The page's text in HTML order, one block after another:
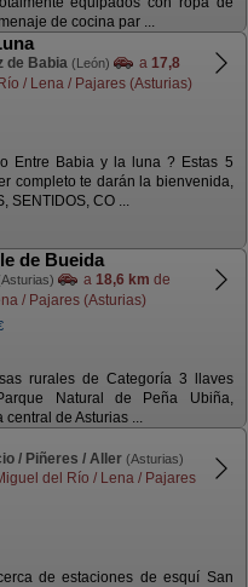
de cocina par ...
de Babia (León) a 17,8
/ Lena / Pajares (Asturias)
Entre Babia y la luna ? Estas 5
completo te darán la bienvenida,
SENTIDOS, CO ...
de Bueida
a 18,6 km de
/ Pajares (Asturias)
rurales de Categoría 3 llaves
Natural de Peña Ubiña,
de Asturias ...
/ Piñeres / Aller (Asturias)
del Río / Lena / Pajares
de estaciones de esquí San